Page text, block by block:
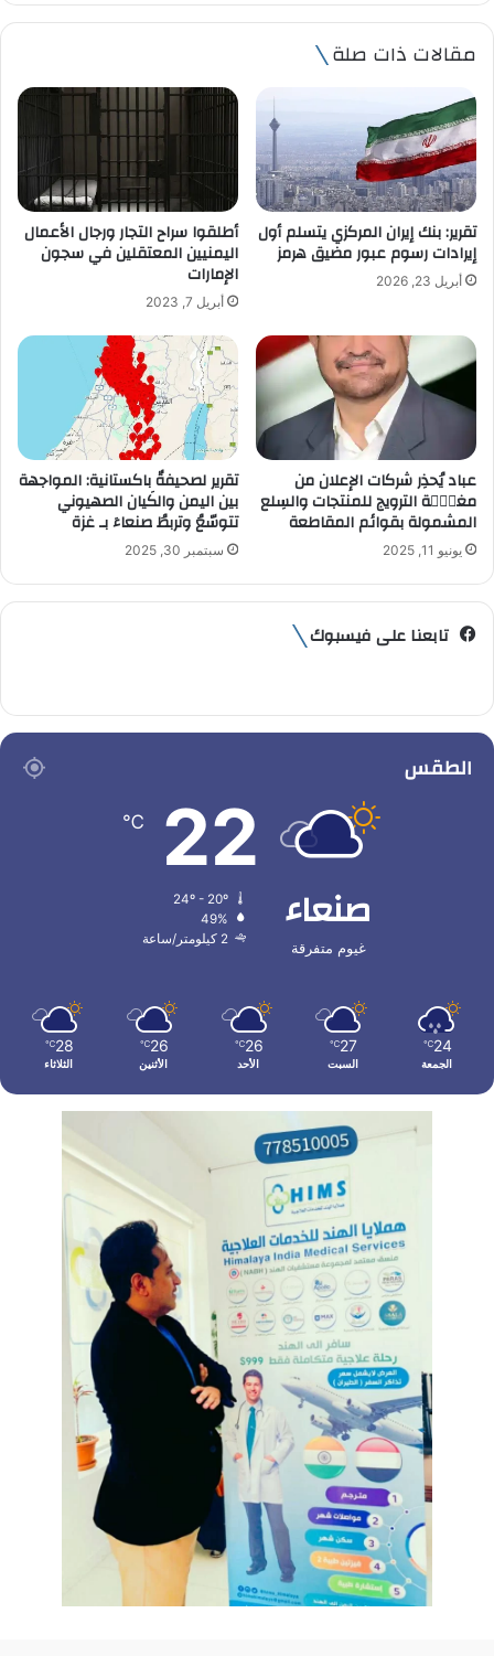
ر
د
ا
ل
إ
ل
ك
ر
و
ن
مقالات ذات صلة
تقرير: بنك إيران المركزي يتسلم أول
إيرادات رسوم عبور مضيق هرمز
أبريل 23, 2026
أطلقوا سراح التجار ورجال الأعمال
اليمنيين المعتقلين في سجون
الإمارات
أبريل 7, 2023
عباد يُحذِر شركات الإعلان من
مغبّٙة الترويج للمنتجات والسِلع
المشمولة بقوائم المقاطعة
يونيو 11, 2025
تقرير لصحيفةٌ باكستانية: المواجهة
بين اليمن والكَيان الصهيوني
تتوسّعُ وتربطُ صنعاءَ بـ غزة
سبتمبر 30, 2025
تابعنا على فيسبوك
الطقس
صنعاء
غيوم متفرقة
22
℃
49%
2 كيلومتر/ساعة
24
℃
الجمعة
27
℃
السبت
26
℃
الأحد
26
℃
الأثنين
28
℃
الثلاثاء